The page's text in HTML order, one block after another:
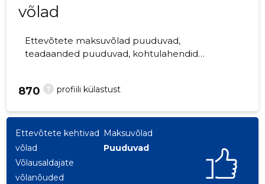
võlad
Ettevõtete maksuvõlad puuduvad,
teadaanded puuduvad, kohtulahendid
Ettevõtteid jälgib 0 inimest.
? profiili külastust
870
Ettevõtete kehtivad
võlad
Maksuvõlad
Puuduvad
Võlausaldajate
võlanõuded